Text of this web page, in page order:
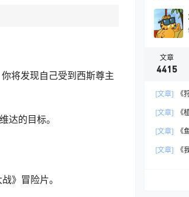
将发现自己受到西斯尊主
达的目标。
》冒险片。
文章
4415
[文章]
《
[文章]
《
[文章] 《
[文章]
《